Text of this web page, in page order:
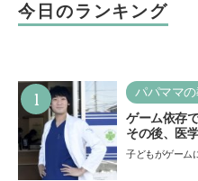
イド】
今日のランキング
1 パパママ
ゲーム依存
その後、医
「ゲームの
子どもがゲーム